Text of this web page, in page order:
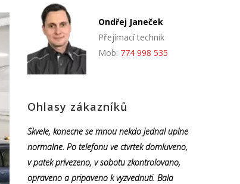
Ondřej Janeček
Přejímací technik
Mob: 774 998 535
Ohlasy zákazníků
Skvele, konecne se mnou nekdo jednal uplne
normalne. Po telefonu ve ctvrtek domluveno,
v patek privezeno, v sobotu zkontrolovano,
opraveno a pripaveno k vyzvednuti. Bala